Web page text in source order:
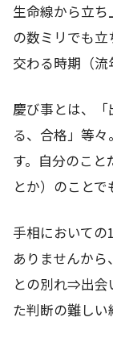
生命線から立
の数ミリでも
交わる時期（流
慶び事とは、
る、合格」等
す。自分のこ
とか）のことで
手相において
ありませんか
との別れ⇒出会
た判断の難しい